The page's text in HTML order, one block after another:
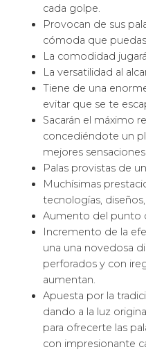
cada golpe.
Provocan de sus
cómoda que
La comodidad
La versatilidad al
Tiene de una
evitar que se te
Sacarán el máximo
concediéndote un
mejores
Palas provistas de
Muchísimas
tecnologías,
Aumento del punto
Incremento de la
una una novedosa
perforados y con
aumentan.
Apuesta por la
dando a la luz
para ofrecerte las
con impresionante